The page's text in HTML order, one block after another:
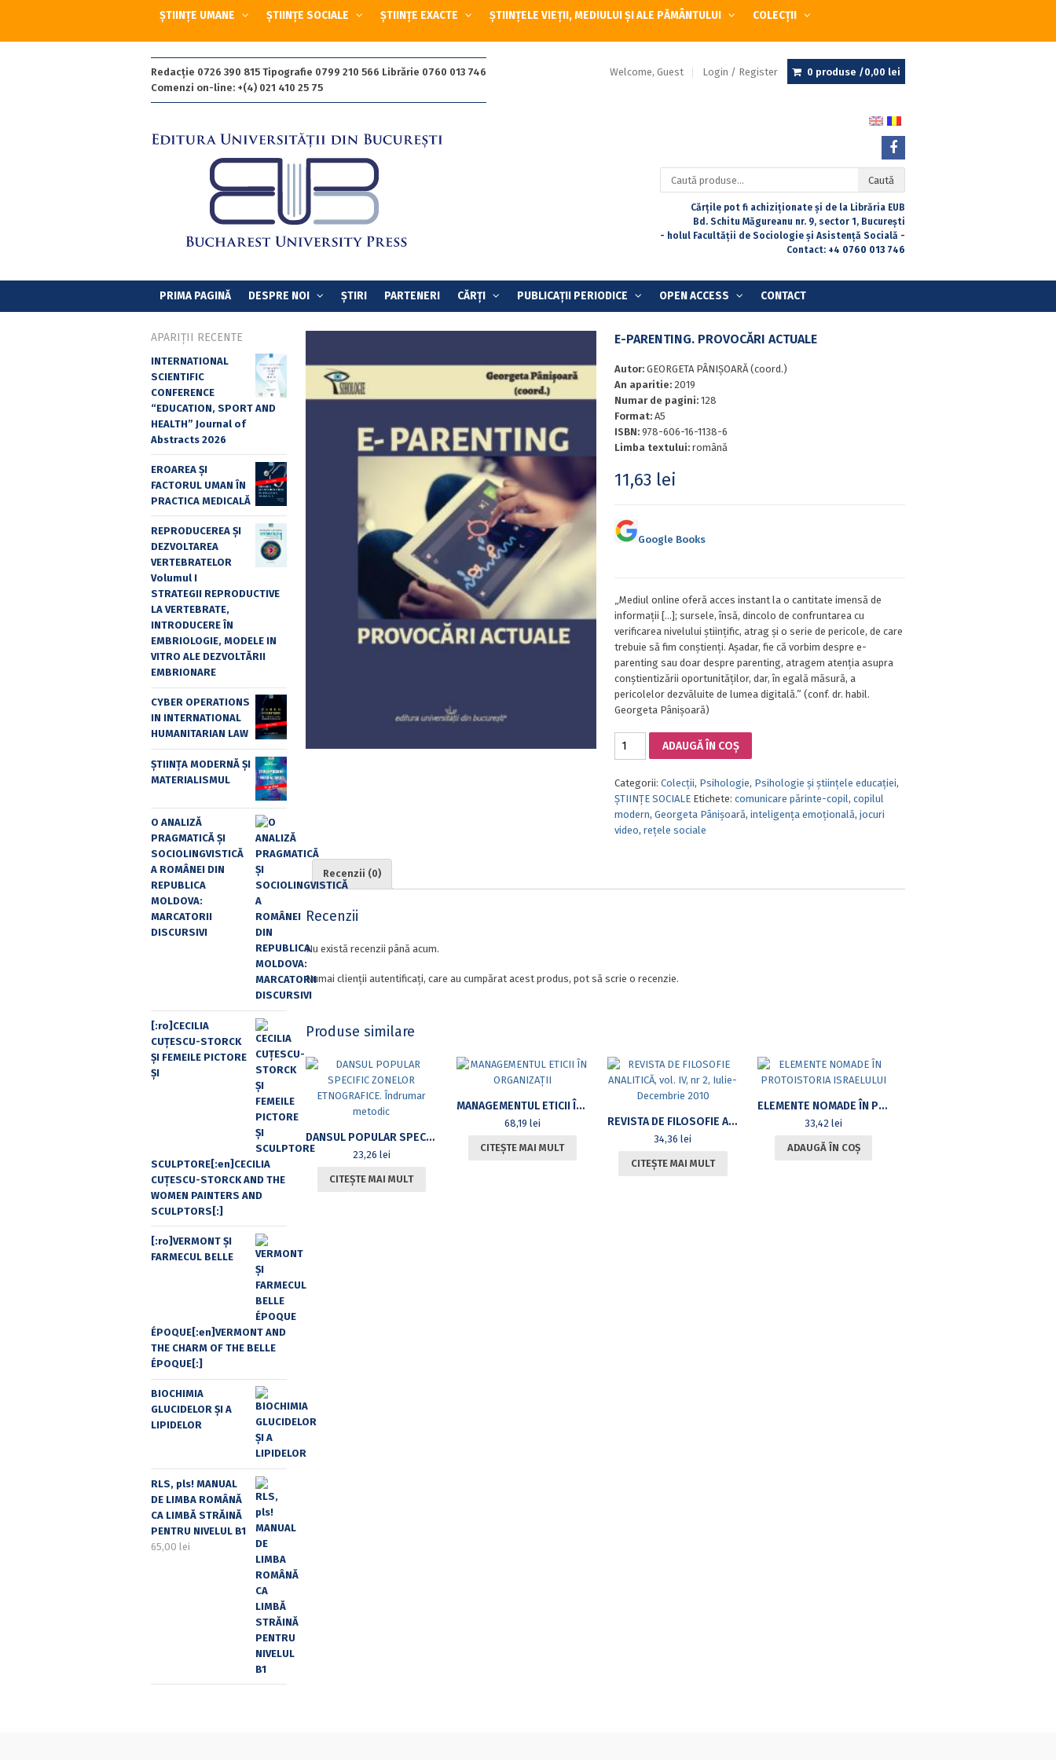
ȘTIINȚE UMANE ȘTIINȚE SOCIALE ȘTIINȚE EXACTE ȘTIINȚELE VIEȚII, MEDIULUI ȘI ALE PĂMÂNTULUI COLECȚII
Redacție 0726 390 815 Tipografie 0799 210 566 Librărie 0760 013 746
Comenzi on-line: +(4) 021 410 25 75
Welcome, Guest Login / Register 0 produse /0,00 lei
Caută
după:
Caută
Cărțile pot fi achiziționate și de la Librăria EUB
Bd. Schitu Măgureanu nr. 9, sector 1, București
- holul Facultății de Sociologie și Asistență Socială -
Contact: +4 0760 013 746
PRIMA PAGINĂ DESPRE NOI ȘTIRI PARTENERI CĂRȚI PUBLICAȚII PERIODICE OPEN ACCESS CONTACT
E-PARENTING. PROVOCĂRI ACTUALE
Autor: GEORGETA PÂNIȘOARĂ (coord.)
An aparitie: 2019
Numar de pagini: 128
Format: A5
ISBN: 978-606-16-1138-6
Limba textului: română
11,63 lei
Google Books
„Mediul online oferă acces instant la o cantitate imensă de
informații […]; sursele, însă, dincolo de confruntarea cu
verificarea nivelului științific, atrag și o serie de pericole, de care
trebuie să fim conștienți. Așadar, fie că vorbim despre e-
parenting sau doar despre parenting, atragem atenția asupra
conștientizării oportunităților, dar, în egală măsură, a
pericolelor dezvăluite de lumea digitală.” (conf. dr. habil.
Georgeta Pânișoară)
Cantitate
PROVOCĂRI
ACTUALE
ADAUGĂ ÎN COȘ
Categorii: Colecții, Psihologie, Psihologie și științele educației,
ȘTIINȚE SOCIALE Etichete: comunicare părinte-copil , copilul
modern, Georgeta Pânișoară, inteligența emoțională, jocuri
video, rețele sociale
Recenzii (0)
Recenzii
Nu există recenzii până acum.
Numai clienții autentificați, care au cumpărat acest produs, pot să scrie o recenzie.
Produse similare
DANSUL POPULAR SPECIFIC ZONELOR ETNOGRAFICE. ÎNDRUMAR METODIC
23,26 lei
CITEȘTE MAI MULT
MANAGEMENTUL ETICII ÎN ORGANIZAȚII
68,19 lei
CITEȘTE MAI MULT
REVISTA DE FILOSOFIE ANALITICĂ, VOL. IV, NR 2, IULIE-DECEMBRIE 2010
34,36 lei
CITEȘTE MAI MULT
ELEMENTE NOMADE ÎN PROTOISTORIA ISRAELULUI
33,42 lei
ADAUGĂ ÎN COȘ
APARIȚII RECENTE
INTERNATIONAL
SCIENTIFIC
CONFERENCE
“EDUCATION, SPORT AND
HEALTH” Journal of
Abstracts 2026
EROAREA ȘI
FACTORUL UMAN ÎN
PRACTICA MEDICALĂ
REPRODUCEREA ȘI
DEZVOLTAREA
VERTEBRATELOR
Volumul I
STRATEGII REPRODUCTIVE
LA VERTEBRATE,
INTRODUCERE ÎN
EMBRIOLOGIE, MODELE IN
VITRO ALE DEZVOLTĂRII
EMBRIONARE
CYBER OPERATIONS
IN INTERNATIONAL
HUMANITARIAN LAW
ȘTIINȚA MODERNĂ ȘI
MATERIALISMUL
O ANALIZĂ
PRAGMATICĂ ȘI
SOCIOLINGVISTICĂ
A ROMÂNEI DIN
REPUBLICA
MOLDOVA:
MARCATORII
DISCURSIVI
[:ro]CECILIA
CUŢESCU-STORCK
ŞI FEMEILE PICTORE
ŞI
SCULPTORE[:en]CECILIA
CUŢESCU-STORCK AND THE
WOMEN PAINTERS AND
SCULPTORS[:]
[:ro]VERMONT ȘI
FARMECUL BELLE
ÉPOQUE[:en]VERMONT AND
THE CHARM OF THE BELLE
ÉPOQUE[:]
BIOCHIMIA
GLUCIDELOR ȘI A
LIPIDELOR
RLS, pls! MANUAL
DE LIMBA ROMÂNĂ
CA LIMBĂ STRĂINĂ
PENTRU NIVELUL B1
65,00 lei